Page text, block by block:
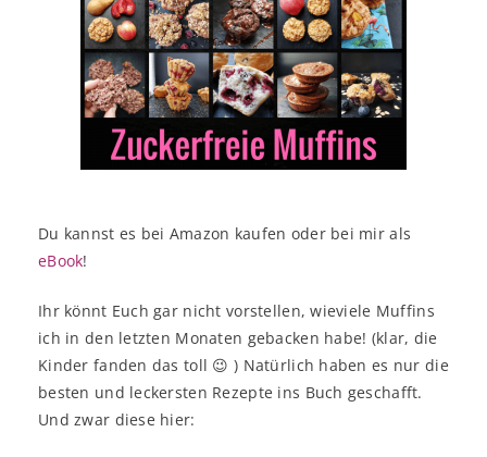
Du kannst es bei Amazon kaufen oder bei mir als
eBook!
Ihr könnt Euch gar nicht vorstellen, wieviele Muffins
ich in den letzten Monaten gebacken habe! (klar, die
Kinder fanden das toll 😉 ) Natürlich haben es nur die
besten und leckersten Rezepte ins Buch geschafft.
Und zwar diese hier: